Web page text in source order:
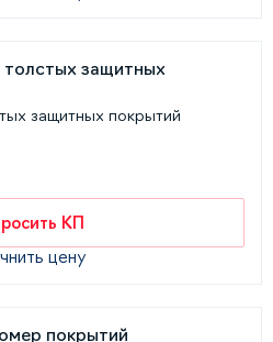
защитных покрытий
КП
цену